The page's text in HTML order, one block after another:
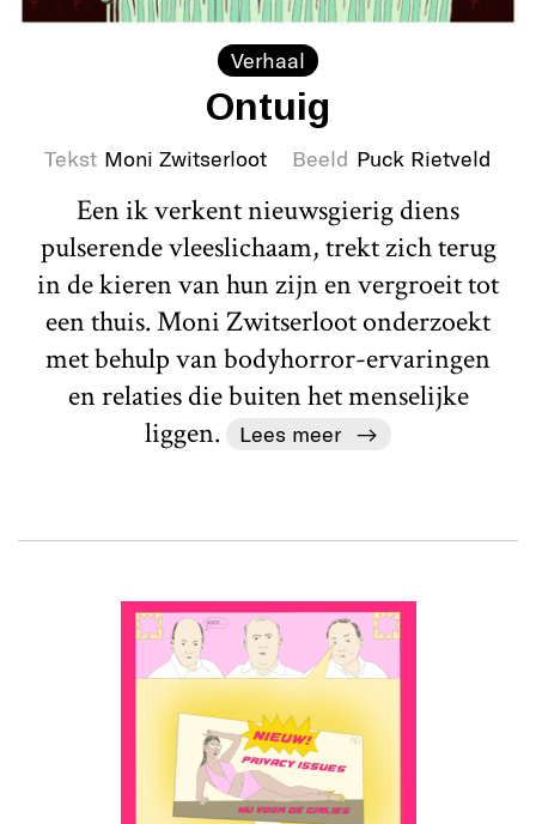
Verhaal
Ontuig
Tekst Moni Zwitserloot Beeld Puck Rietveld
Een ik verkent nieuwsgierig diens
pulserende vleeslichaam, trekt zich terug
in de kieren van hun zijn en vergroeit tot
een thuis. Moni Zwitserloot onderzoekt
met behulp van bodyhorror-ervaringen
en relaties die buiten het menselijke
liggen.
Lees meer